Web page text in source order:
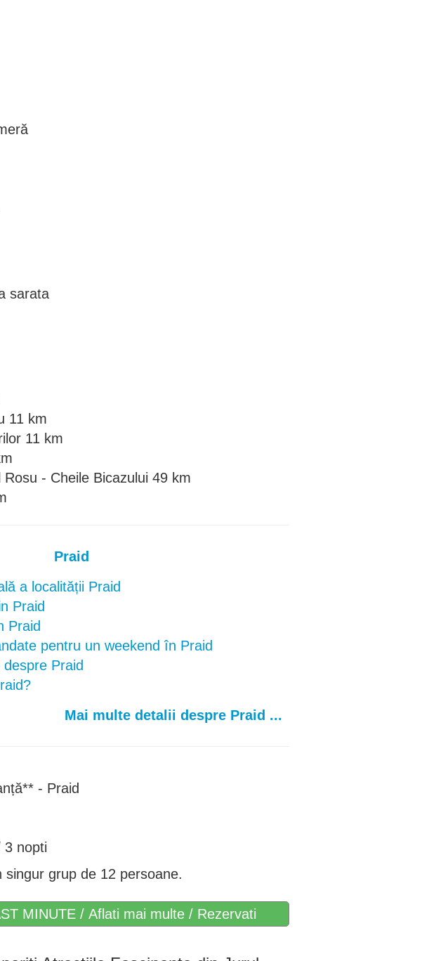
sarata
11 km
11 km
- Cheile Bicazului 49 km
Praid
a localității Praid
Praid
Praid
pentru un weekend în Praid
Praid
Mai multe detalii despre Praid ...
- Praid
3 nopti
grup de 12 persoane.
MINUTE / Aflati mai multe / Rezervati